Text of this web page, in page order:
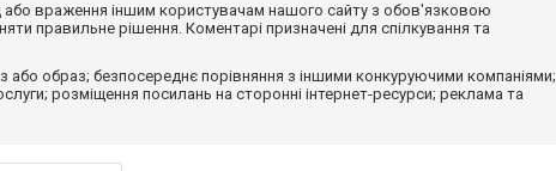
або враження іншим користувачам нашого сайту з обов'язковою
правильне рішення. Коментарі призначені для спілкування та
або образ; безпосереднє порівняння з іншими конкуруючими компаніями;
розміщення посилань на сторонні інтернет-ресурси; реклама та